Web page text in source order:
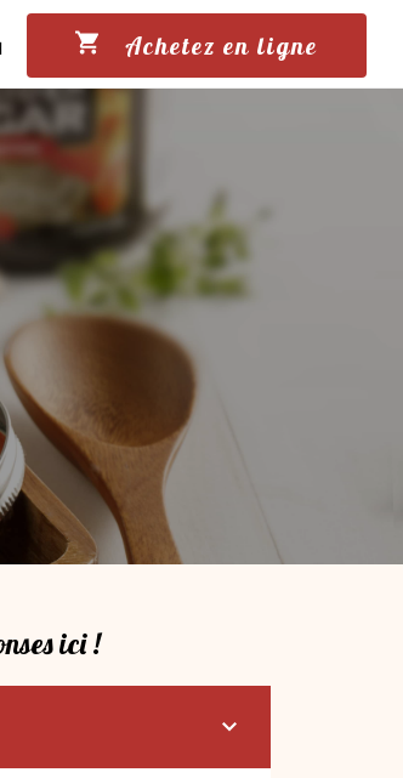
Achetez en ligne
ici !